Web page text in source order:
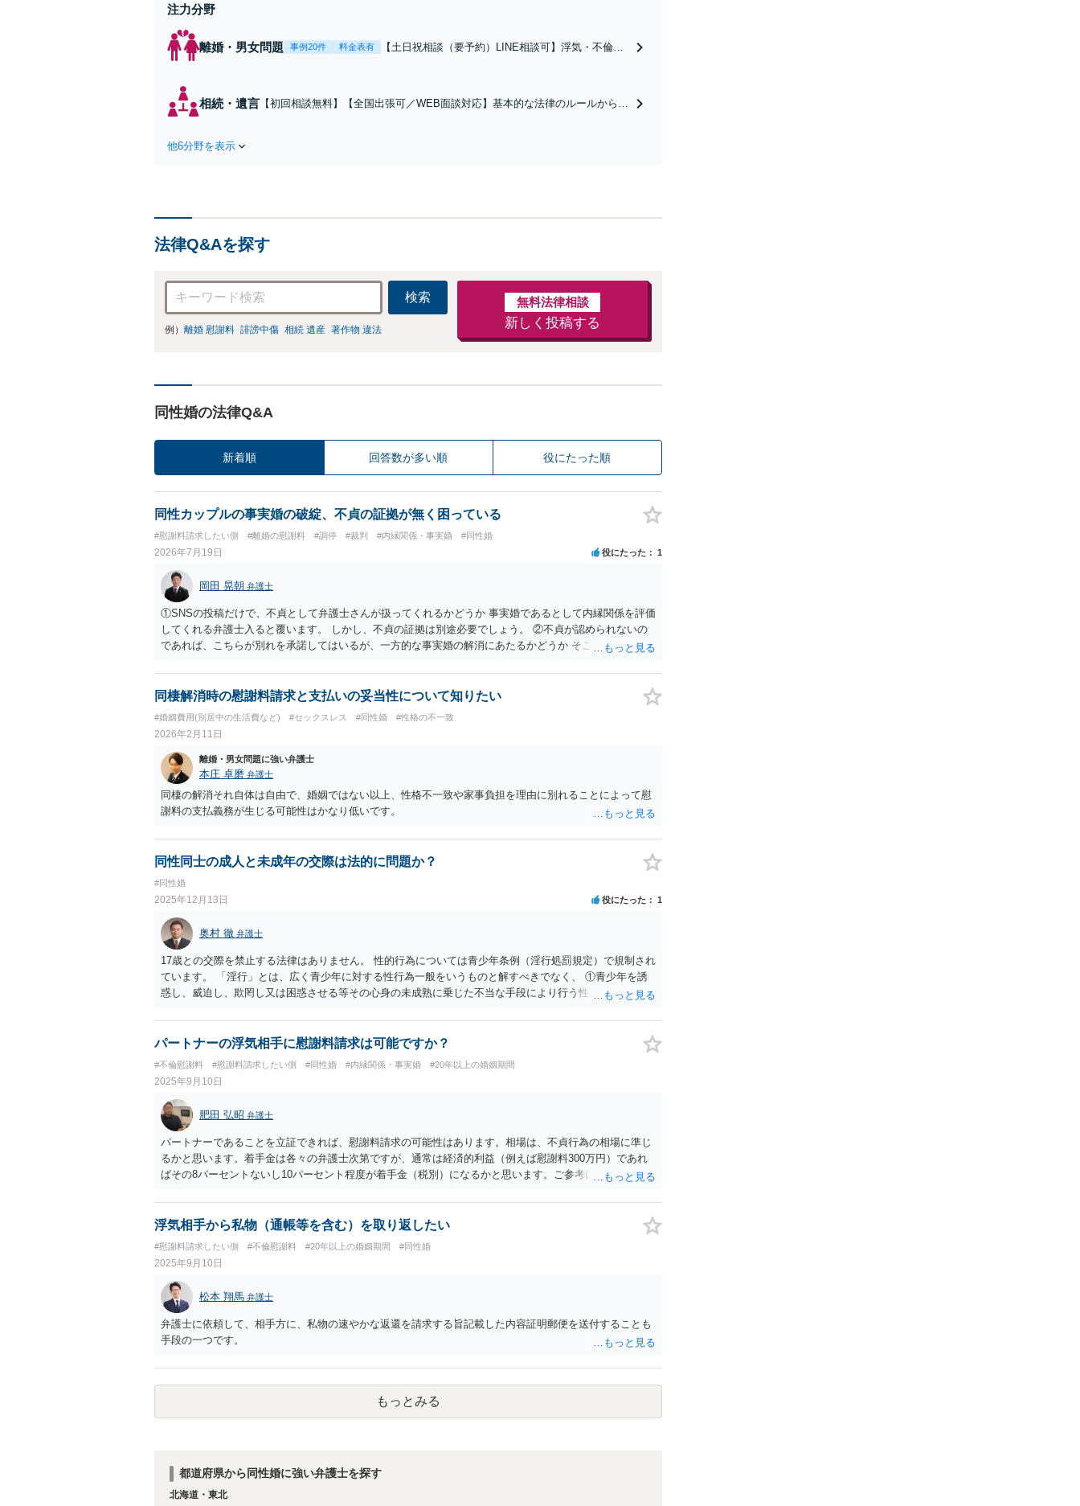
注力分野
離婚・男女問題 事例20件 料金表有
【土日祝相談（要予約）LINE相談可】浮気・不倫・
相続・遺言 【初回相談無料】【全国出張可／WEB面談対応】基本的な法律のルールから丁
他6分野を表示
法律Q&Aを探す
検索
例） 離婚 慰謝料 誹謗中傷 相続 遺産 著作物 違法
無料法律相談
新しく投稿する
同性婚の法律Q&A
新着順 回答数が多い順 役にたった順
同性カップルの事実婚の破綻、不貞の証拠が無く困っている
#慰謝料請求したい側 #離婚の慰謝料 #調停 #裁判 #内縁関係・事実婚 #同性婚
2026年7月19日 役にたった 1
岡田 晃朝 弁護士
①SNSの投稿だけで、不貞として弁護士さんが扱ってくれるかどうか 事実婚であるとして内縁関係を評価
してくれる弁護士入ると覆います。 しかし、不貞の証拠は別途必要でしょう。 ②不貞が認められないの
であれば、こちらが別れを承諾してはいるが、一方的な事実婚の解消にあたるかどうか そこは協議の余地
いので、意味があるかでしょうね。
同棲解消時の慰謝料請求と支払いの妥当性について知りたい
#婚姻費用(別居中の生活費など) #セックスレス #同性婚 #性格の不一致
2026年2月11日
離婚・男女問題に強い弁護士
本庄 卓磨 弁護士
同棲の解消それ自体は自由で、婚姻ではない以上、性格不一致や家事負担を理由に別れることによって慰
謝料の支払義務が生じる可能性はかなり低いです。
同性同士の成人と未成年の交際は法的に問題か？
#同性婚
2025年12月13日 役にたった 1
奥村 徹 弁護士
17歳との交際を禁止する法律はありません。 性的行為については青少年条例（淫行処罰規定）で規制され
ています。 「淫行」とは、広く青少年に対する性行為一般をいうものと解すべきでなく、 ①青少年を誘
惑し、威迫し、欺罔し又は困惑させる等その心身の未成熟に乗じた不当な手段により行う性交又は性交類
いような性交又は性交類似行為をいうものと解するのが相当である。（最大判S60.10.23） という判例が
あるので、同性間のわいせつ行為にも適用されると考えられます
パートナーの浮気相手に慰謝料請求は可能ですか？
#不倫慰謝料 #慰謝料請求したい側 #同性婚 #内縁関係・事実婚 #20年以上の婚姻期間
2025年9月10日
肥田 弘昭 弁護士
パートナーであることを立証できれば、慰謝料請求の可能性はあります。相場は、不貞行為の相場に準じ
るかと思います。着手金は各々の弁護士次第ですが、通常は経済的利益（例えば慰謝料300万円）であれ
ばその8パーセントないし10パーセント程度が着手金（税別）になるかと思います。ご参考にしてくださ
浮気相手から私物（通帳等を含む）を取り返したい
#慰謝料請求したい側 #不倫慰謝料 #20年以上の婚姻期間 #同性婚
2025年9月10日
松本 翔馬 弁護士
弁護士に依頼して、相手方に、私物の速やかな返還を請求する旨記載した内容証明郵便を送付することも
手段の一つです。
もっとみる
都道府県から同性婚に強い弁護士を探す
北海道・東北